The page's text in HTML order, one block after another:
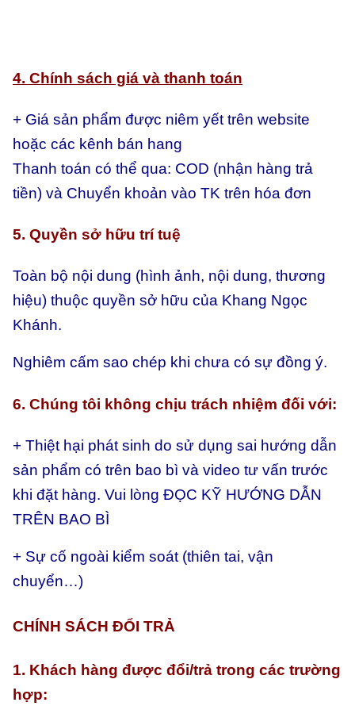
4. Chính sách giá và thanh toán
+ Giá sản phẩm được niêm yết trên website
hoặc các kênh bán hang
Thanh toán có thể qua: COD (nhận hàng trả
tiền) và Chuyển khoản vào TK trên hóa đơn
5. Quyền sở hữu trí tuệ
Toàn bộ nội dung (hình ảnh, nội dung, thương
hiệu) thuộc quyền sở hữu của Khang Ngọc
Khánh.
Nghiêm cấm sao chép khi chưa có sự đồng ý.
6. Chúng tôi không chịu trách nhiệm đối với:
+ Thiệt hại phát sinh do sử dụng sai hướng dẫn
sản phẩm có trên bao bì và video tư vấn trước
khi đặt hàng. Vui lòng ĐỌC KỸ HƯỚNG DẪN
TRÊN BAO BÌ
+ Sự cố ngoài kiểm soát (thiên tai, vận
chuyển…)
CHÍNH SÁCH ĐỔI TRẢ
1. Khách hàng được đổi/trả trong các trường
hợp: